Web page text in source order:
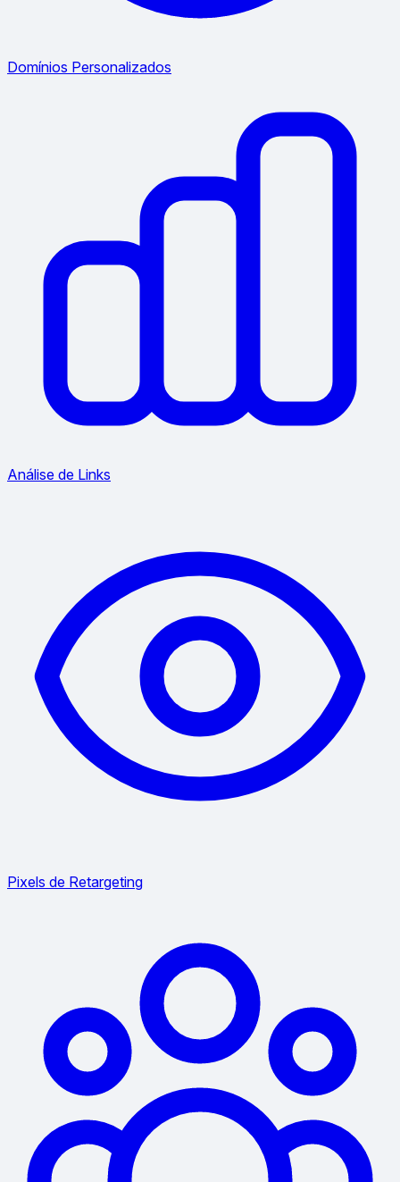
Domínios Personalizados
Análise de Links
Pixels de Retargeting